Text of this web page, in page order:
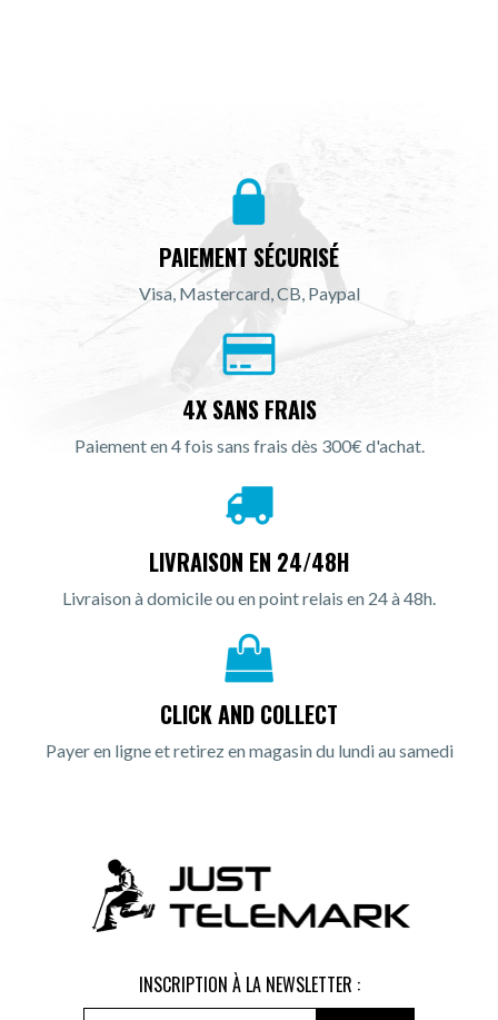
PAIEMENT SÉCURISÉ
Visa, Mastercard, CB, Paypal
4X SANS FRAIS
Paiement en 4 fois sans frais dès 300€ d'achat.
LIVRAISON EN 24/48H
Livraison à domicile ou en point relais en 24 à 48h.
CLICK AND COLLECT
Payer en ligne et retirez en magasin du lundi au samedi
INSCRIPTION À LA NEWSLETTER :